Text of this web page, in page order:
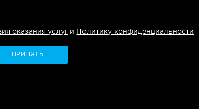
оказания услуги Политику конфиденциальности
ПРИНЯТЬ